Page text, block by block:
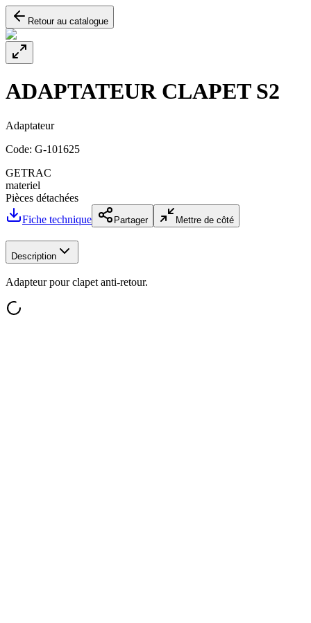
Retour au catalogue
ADAPTATEUR CLAPET S2
Adaptateur
Code: G-101625
GETRAC
materiel
Pièces détachées
Fiche technique
Partager Mettre de côté
Description
Adapteur pour clapet anti-retour.